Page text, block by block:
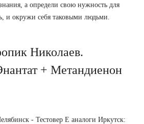
а определи свою нужность для
и окружи себя таковыми людьми.
Николаев.
+ Метандиенон
- Тестовер Е аналоги Иркутск: